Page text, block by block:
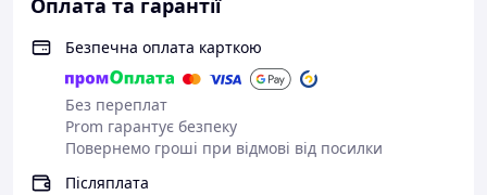
165 мл + 2 піали по 60 мл
Оплата та гарантії
Безпечна оплата карткою
Без переплат
Prom гарантує безпеку
Повернемо гроші при відмові від посилки
Післяплата